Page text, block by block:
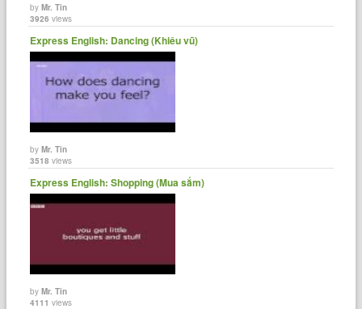
byMr. Tin
3926 views
Express English: Dancing (Khiêu vũ)
byMr. Tin
3518 views
Express English: Shopping (Mua sắm)
byMr. Tin
4111 views